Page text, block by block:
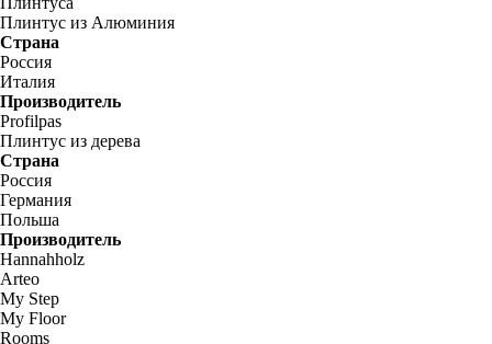
Плинтус из Алюминия
Страна
Россия
Италия
Производитель
Profilpas
Плинтус из дерева
Страна
Россия
Германия
Польша
Производитель
Hannahholz
Arteo
My Step
My Floor
Rooms